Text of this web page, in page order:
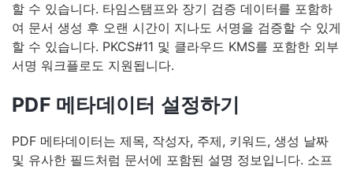
할 수 있습니다. 타임스탬프와 장기 검증 데이터를 포함하
여 문서 생성 후 오랜 시간이 지나도 서명을 검증할 수 있게
할 수 있습니다. PKCS#11 및 클라우드 KMS를 포함한 외부
서명 워크플로도 지원됩니다.
PDF 메타데이터 설정하기
PDF 메타데이터는 제목, 작성자, 주제, 키워드, 생성 날짜
및 유사한 필드처럼 문서에 포함된 설명 정보입니다. 소프